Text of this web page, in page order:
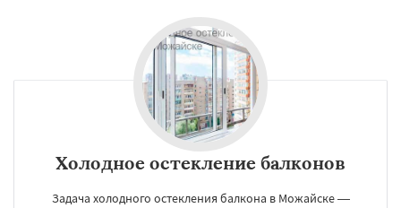
Холодное остекление балконов
Задача холодного остекления балкона в Можайске —